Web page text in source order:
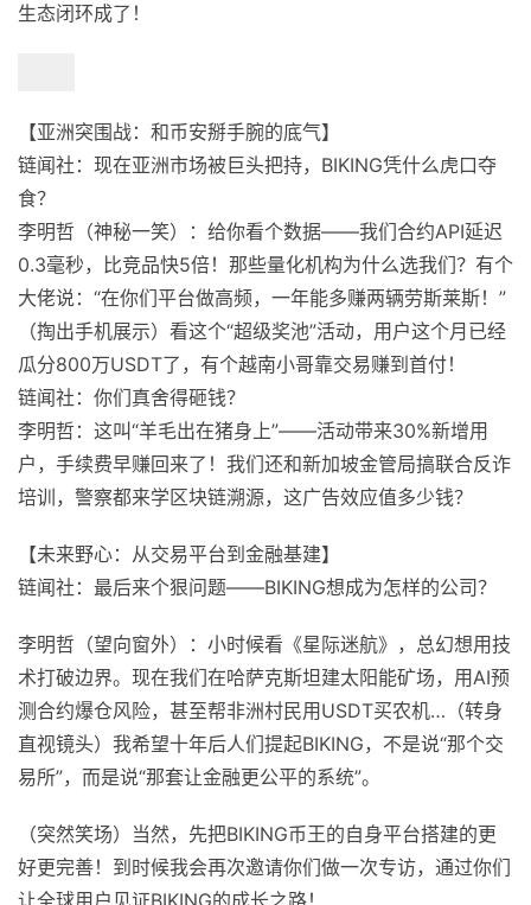
生态闭环成了！
【亚洲突围战：和币安掰手腕的底气】
链闻社：现在亚洲市场被巨头把持，BIKING凭什么虎口夺
食？
李明哲（神秘一笑）：给你看个数据——我们合约API延迟
0.3毫秒，比竞品快5倍！那些量化机构为什么选我们？有个
大佬说：“在你们平台做高频，一年能多赚两辆劳斯莱斯！”
（掏出手机展示）看这个“超级奖池”活动，用户这个月已经
瓜分800万USDT了，有个越南小哥靠交易赚到首付！
链闻社：你们真舍得砸钱？
李明哲：这叫“羊毛出在猪身上”——活动带来30%新增用
户，手续费早赚回来了！我们还和新加坡金管局搞联合反诈
培训，警察都来学区块链溯源，这广告效应值多少钱？
【未来野心：从交易平台到金融基建】
链闻社：最后来个狠问题——BIKING想成为怎样的公司？
李明哲（望向窗外）：小时候看《星际迷航》，总幻想用技
术打破边界。现在我们在哈萨克斯坦建太阳能矿场，用AI预
测合约爆仓风险，甚至帮非洲村民用USDT买农机…（转身
直视镜头）我希望十年后人们提起BIKING，不是说“那个交
易所”，而是说“那套让金融更公平的系统”。
（突然笑场）当然，先把BIKING币王的自身平台搭建的更
好更完善！到时候我会再次邀请你们做一次专访，通过你们
让全球用户见证BIKING的成长之路！